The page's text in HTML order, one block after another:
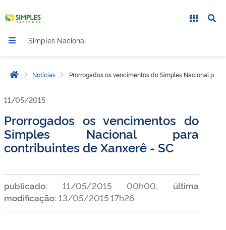
Simples Nacional
Página inicial
Notícias Prorrogados os vencimentos do Simples Nacional
11/05/2015
Prorrogados os vencimentos do
Simples Nacional para
contribuintes de Xanxerê - SC
publicado: 11/05/2015 00h00, última
modificação: 13/05/2015 17h26